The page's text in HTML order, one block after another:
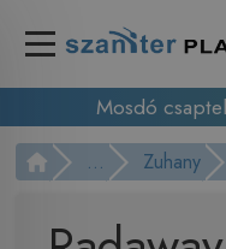
Mosdó
... Zuhany